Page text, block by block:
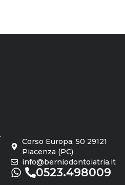
Corso Europa, 50 29121
Piacenza (PC)
info@berniodontoiatria.it
0523.498009